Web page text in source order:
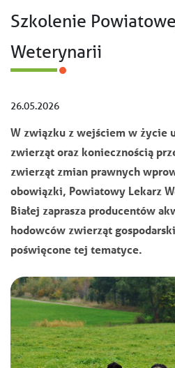
Szkolenie
Weterynarii
26.05.2026
W związku z wejściem w życie
zwierząt oraz koniecznością
zwierząt zmian prawnych
obowiązki, Powiatowy Lekarz
Białej zaprasza producentów
hodowców zwierząt
poświęcone tej tematyce.